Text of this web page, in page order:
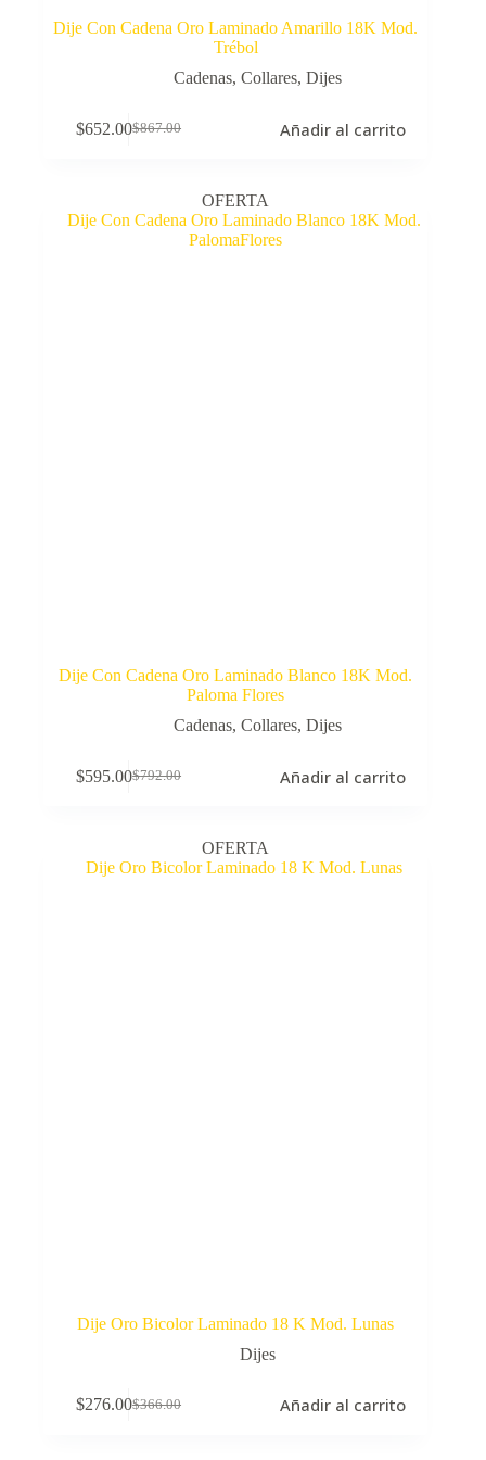
Dije Con Cadena Oro Laminado Amarillo 18K Mod.
Trébol
Cadenas, Collares, Dijes
$867.00
El
$867.00.
$652.00El
$652.00.
Añadir al carrito
OFERTA
Dije Con Cadena Oro Laminado Blanco 18K Mod.
Paloma Flores
Cadenas, Collares, Dijes
$792.00
El
$792.00.
$595.00El
$595.00.
Añadir al carrito
OFERTA
Dije Oro Bicolor Laminado 18 K Mod. Lunas
Dijes
$366.00
El
$276.00El
Añadir al carrito